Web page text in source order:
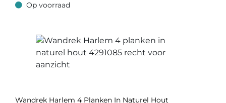
Op voorraad
Op voorraad
Wandrek Harlem 4 Planken In Naturel Hout